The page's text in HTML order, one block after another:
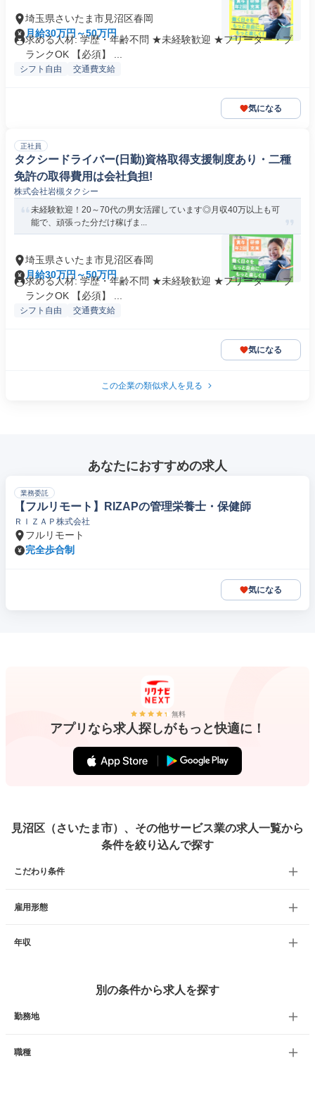
埼玉県さいたま市見沼区春岡
月給30万円～50万円
求める人材: 学歴・年齢不問 ★未経験歓迎 ★フリーター・ブ
ランクOK 【必須】 ...
シフト自由 交通費支給
気になる
正社員
タクシードライバー(日勤)資格取得支援制度あり・二種
免許の取得費用は会社負担!
株式会社岩槻タクシー
未経験歓迎！20～70代の男女活躍しています◎月収40万以上も可
能で、頑張った分だけ稼げま...
埼玉県さいたま市見沼区春岡
月給30万円～50万円
求める人材: 学歴・年齢不問 ★未経験歓迎 ★フリーター・ブ
ランクOK 【必須】 ...
シフト自由 交通費支給
気になる
この企業の類似求人を見る
あなたにおすすめの求人
業務委託
【フルリモート】RIZAPの管理栄養士・保健師
ＲＩＺＡＰ株式会社
フルリモート
完全歩合制
気になる
無料
アプリなら求人探しがもっと快適に！
見沼区（さいたま市）、その他サービス業の求人一覧から
条件を絞り込んで探す
こだわり条件
雇用形態
年収
別の条件から求人を探す
勤務地
職種